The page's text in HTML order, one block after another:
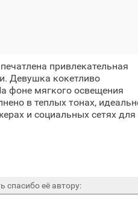
привлекательная
Девушка кокетливо
фоне мягкого освещения
в теплых тонах,
и социальных сетях для
спасибо её автору: